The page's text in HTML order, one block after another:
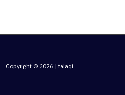
Copyright © 2026 | talaqi